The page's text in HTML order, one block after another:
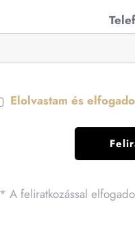
Elolvastam és
* A feliratkozással